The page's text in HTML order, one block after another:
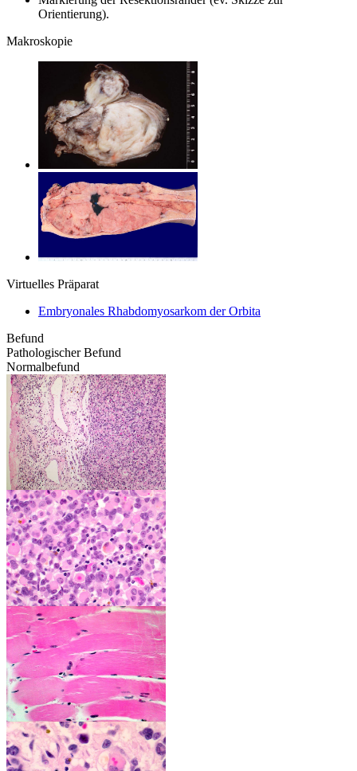
Orientierung).
Makroskopie
Virtuelles Präparat
Embryonales Rhabdomyosarkom der Orbita
Befund
Pathologischer Befund
Normalbefund